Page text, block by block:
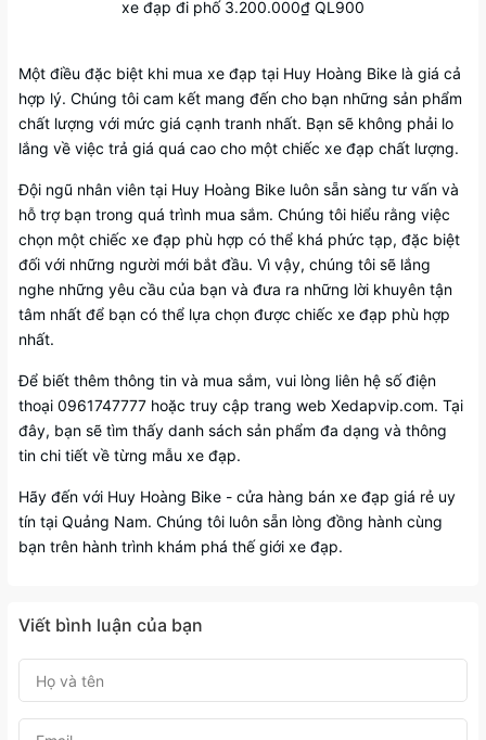
xe đạp đi phố 3.200.000₫ QL900
Một điều đặc biệt khi mua xe đạp tại Huy Hoàng Bike là giá cả
hợp lý. Chúng tôi cam kết mang đến cho bạn những sản phẩm
chất lượng với mức giá cạnh tranh nhất. Bạn sẽ không phải lo
lắng về việc trả giá quá cao cho một chiếc xe đạp chất lượng.
Đội ngũ nhân viên tại Huy Hoàng Bike luôn sẵn sàng tư vấn và
hỗ trợ bạn trong quá trình mua sắm. Chúng tôi hiểu rằng việc
chọn một chiếc xe đạp phù hợp có thể khá phức tạp, đặc biệt
đối với những người mới bắt đầu. Vì vậy, chúng tôi sẽ lắng
nghe những yêu cầu của bạn và đưa ra những lời khuyên tận
tâm nhất để bạn có thể lựa chọn được chiếc xe đạp phù hợp
nhất.
Để biết thêm thông tin và mua sắm, vui lòng liên hệ số điện
thoại 0961747777 hoặc truy cập trang web Xedapvip.com. Tại
đây, bạn sẽ tìm thấy danh sách sản phẩm đa dạng và thông
tin chi tiết về từng mẫu xe đạp.
Hãy đến với Huy Hoàng Bike - cửa hàng bán xe đạp giá rẻ uy
tín tại Quảng Nam. Chúng tôi luôn sẵn lòng đồng hành cùng
bạn trên hành trình khám phá thế giới xe đạp.
Viết bình luận của bạn